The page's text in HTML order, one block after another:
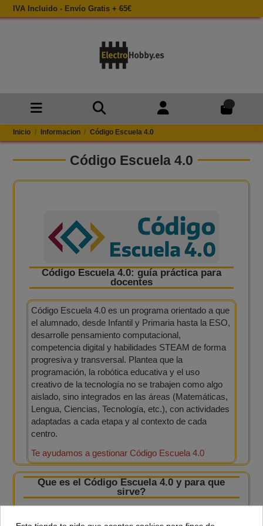
IVA Incluido - Envío Gratis + 65€
Inicio Informacion Código Escuela 4.0
Código Escuela 4.0
Código Escuela 4.0: guía práctica para
docentes
Código Escuela 4.0 es un programa orientado a que
el alumnado, desde Infantil y Primaria hasta la ESO,
desarrolle pensamiento computacional,
competencia digital y habilidades STEAM de forma
progresiva y transversal. Plantea que la
programación, la robótica educativa y el uso
creativo de la tecnología no se trabajen como algo
aislado, sino integrados en las áreas (Matemáticas,
Lengua, Ciencias, Tecnología, etc.), con actividades
adaptadas a cada etapa y al contexto de cada
centro.
Te ayudamos a gestionar Código Escuela 4.0
Que es el Código Escuela 4.0 y para que
sirve?